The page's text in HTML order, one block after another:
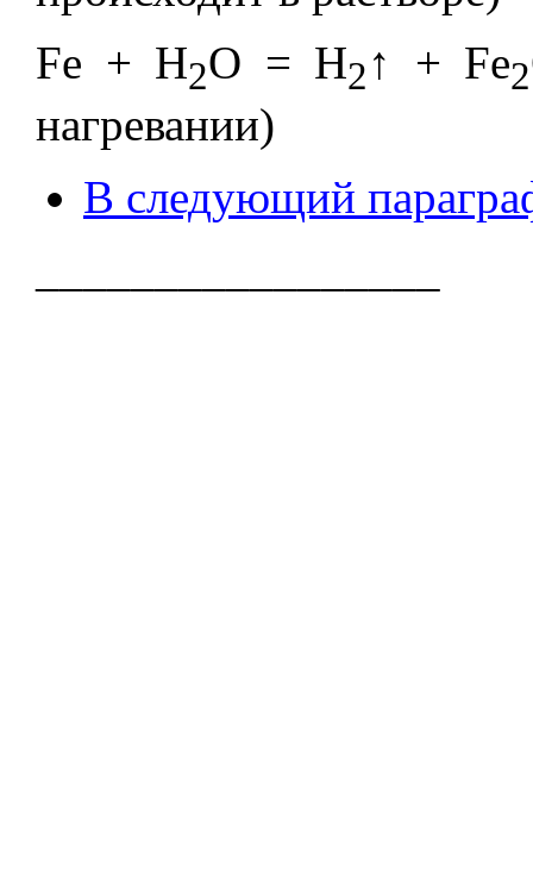
Fe + H2O = H2↑ + Fe2
нагревании)
В следующий